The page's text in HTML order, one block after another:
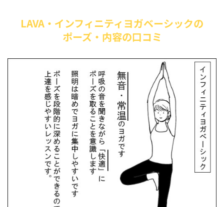
LAVA・インフィニティヨガベーシックの
ポーズ・内容の口コミ